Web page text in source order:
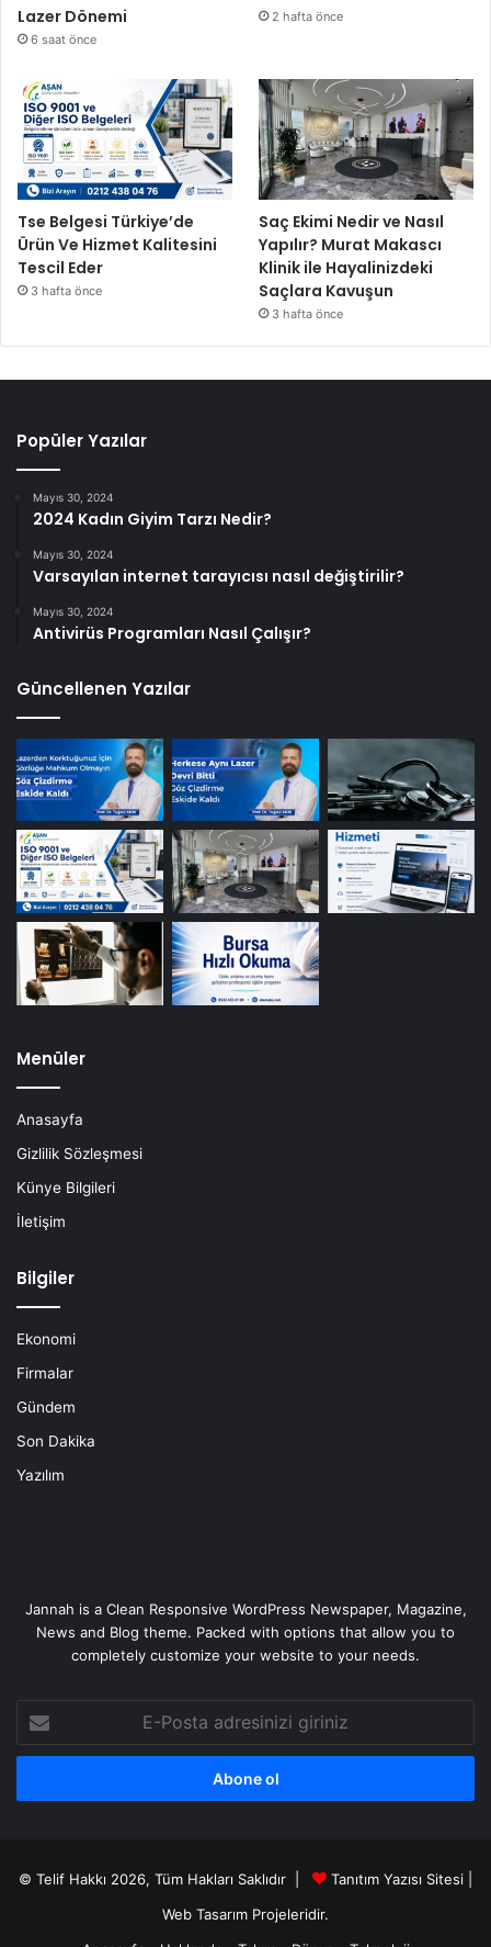
Lazer Dönemi
6 saat önce
2 hafta önce
Tse Belgesi Türkiye’de
Ürün Ve Hizmet Kalitesini
Tescil Eder
3 hafta önce
Saç Ekimi Nedir ve Nasıl
Yapılır? Murat Makascı
Klinik ile Hayalinizdeki
Saçlara Kavuşun
3 hafta önce
Popüler Yazılar
Mayıs 30, 2024
2024 Kadın Giyim Tarzı Nedir?
Mayıs 30, 2024
Varsayılan internet tarayıcısı nasıl değiştirilir?
Mayıs 30, 2024
Antivirüs Programları Nasıl Çalışır?
Güncellenen Yazılar
Menüler
Anasayfa
Gizlilik Sözleşmesi
Künye Bilgileri
İletişim
Bilgiler
Ekonomi
Firmalar
Gündem
Son Dakika
Yazılım
Jannah is a Clean Responsive WordPress Newspaper, Magazine,
News and Blog theme. Packed with options that allow you to
completely customize your website to your needs.
Posta
adresinizi
© Telif Hakkı 2026, Tüm Hakları Saklıdır |
Tanıtım Yazısı Sitesi |
Web Tasarım Projeleridir.